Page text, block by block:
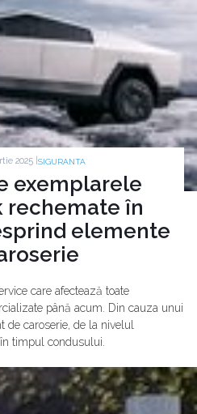
2025 | SIGURANTA
exemplarele
rechemate în
elemente
care afectează toate
până acum. Din cauza unui
caroserie, de la nivelul
timpul condusului.